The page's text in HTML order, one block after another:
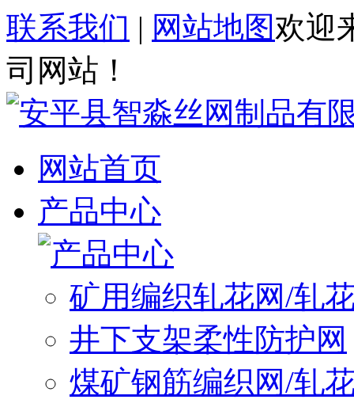
联系我们 | 网站地图欢迎
司网站！
网站首页
产品中心
矿用编织轧花网/轧
井下支架柔性防护网
煤矿钢筋编织网/轧